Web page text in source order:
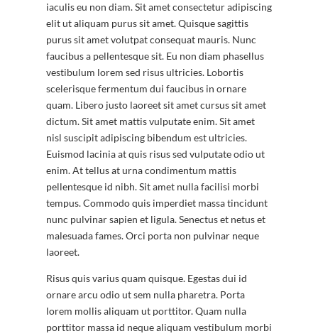
iaculis eu non diam. Sit amet consectetur adipiscing
elit ut aliquam purus sit amet. Quisque sagittis
purus sit amet volutpat consequat mauris. Nunc
faucibus a pellentesque sit. Eu non diam phasellus
vestibulum lorem sed risus ultricies. Lobortis
scelerisque fermentum dui faucibus in ornare
quam. Libero justo laoreet sit amet cursus sit amet
dictum. Sit amet mattis vulputate enim. Sit amet
nisl suscipit adipiscing bibendum est ultricies.
Euismod lacinia at quis risus sed vulputate odio ut
enim. At tellus at urna condimentum mattis
pellentesque id nibh. Sit amet nulla facilisi morbi
tempus. Commodo quis imperdiet massa tincidunt
nunc pulvinar sapien et ligula. Senectus et netus et
malesuada fames. Orci porta non pulvinar neque
laoreet.
Risus quis varius quam quisque. Egestas dui id
ornare arcu odio ut sem nulla pharetra. Porta
lorem mollis aliquam ut porttitor. Quam nulla
porttitor massa id neque aliquam vestibulum morbi